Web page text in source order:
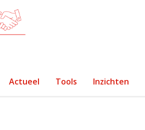
Actueel Tools Inzichten